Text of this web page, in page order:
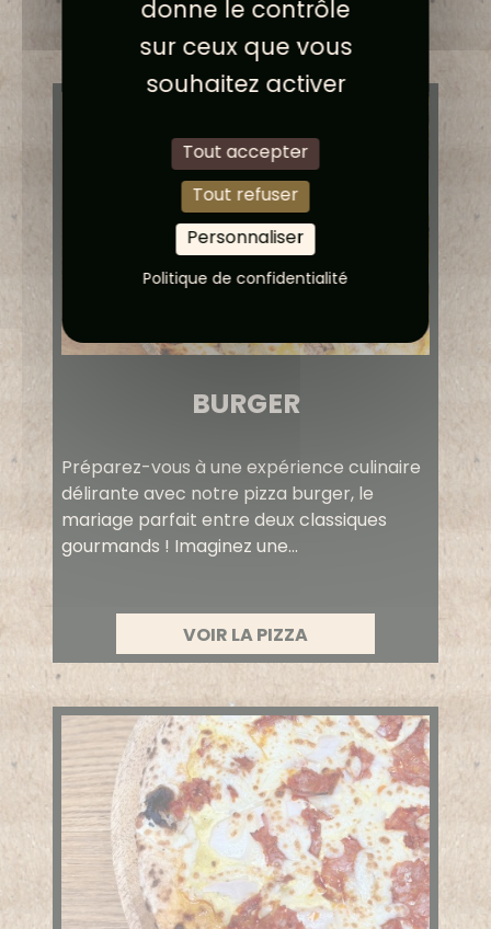
BURGER
Préparez-vous à une expérience culinaire
délirante avec notre pizza burger, le
mariage parfait entre deux classiques
gourmands ! Imaginez une...
VOIR LA PIZZA
donne le contrôle
sur ceux que vous
souhaitez activer
Tout accepter
Tout refuser
Personnaliser
Politique de confidentialité